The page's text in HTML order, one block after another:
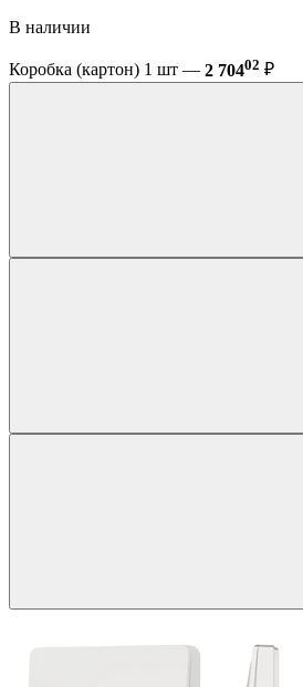
В наличии
Коробка (картон) 1 шт — 2 70402 ₽